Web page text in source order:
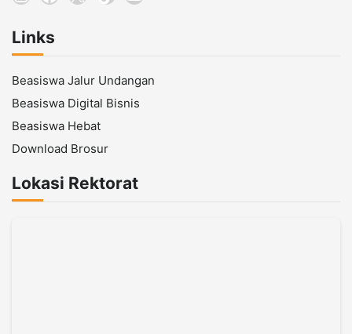
Links
Beasiswa Jalur Undangan
Beasiswa Digital Bisnis
Beasiswa Hebat
Download Brosur
Lokasi Rektorat